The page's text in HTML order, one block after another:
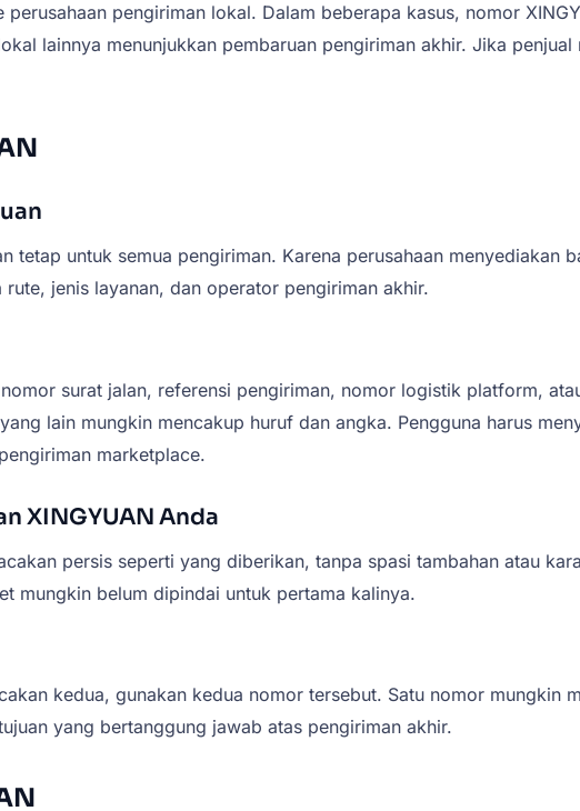
pengiriman lokal. Dalam beberapa kasus, nomor
lainnya menunjukkan pembaruan pengiriman akhir. Jika
tetap untuk semua pengiriman. Karena perusahaan menyediakan
jenis layanan, dan operator pengiriman akhir.
surat jalan, referensi pengiriman, nomor logistik platform,
lain mungkin mencakup huruf dan angka. Pengguna harus
marketplace.
XINGYUAN Anda
persis seperti yang diberikan, tanpa spasi tambahan atau
mungkin belum dipindai untuk pertama kalinya.
kedua, gunakan kedua nomor tersebut. Satu nomor mungkin
yang bertanggung jawab atas pengiriman akhir.